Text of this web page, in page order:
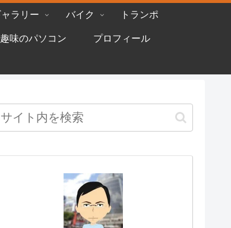
ラリー バイク トランポ
趣味のパソコン プロフィール